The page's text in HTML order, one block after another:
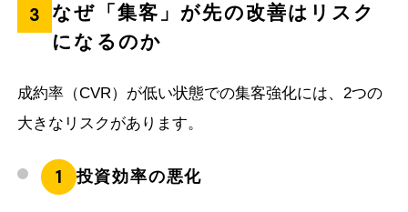
3
なぜ「集客」が先の改善はリスク
になるのか
成約率（CVR）が低い状態での集客強化には、2つの
大きなリスクがあります。
1 投資効率の悪化